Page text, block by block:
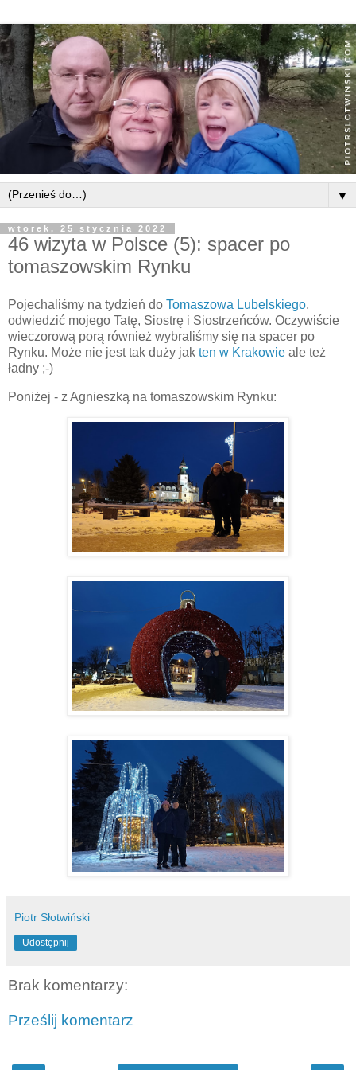
▼
wtorek, 25 stycznia 2022
46 wizyta w Polsce (5): spacer po
tomaszowskim Rynku
Pojechaliśmy na tydzień do Tomaszowa Lubelskiego,
odwiedzić mojego Tatę, Siostrę i Siostrzeńców. Oczywiście
wieczorową porą również wybraliśmy się na spacer po
Rynku. Może nie jest tak duży jak ten w Krakowie ale też
ładny ;-)
Poniżej - z Agnieszką na tomaszowskim Rynku:
Piotr Słotwiński
Udostępnij
Brak komentarzy:
Prześlij komentarz